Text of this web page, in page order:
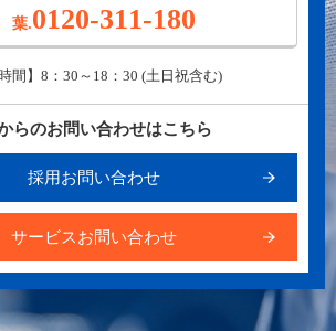
葉.0120-311-180
時間】8：30～18：30 (土日祝含む)
らのお問い合わせはこちら
採用お問い合わせ
サービスお問い合わせ